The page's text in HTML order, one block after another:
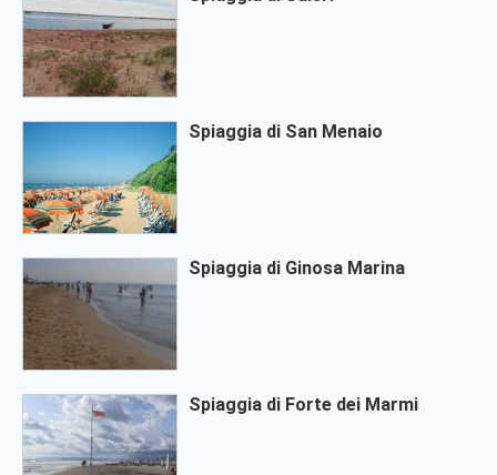
Spiaggia di San Menaio
Spiaggia di Ginosa Marina
Spiaggia di Forte dei Marmi